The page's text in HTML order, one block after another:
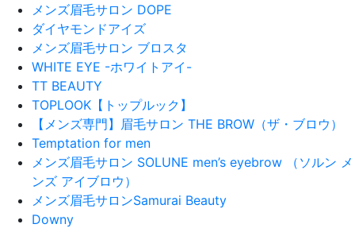
メンズ眉毛サロン DOPE
ダイヤモンドアイズ
メンズ眉毛サロン ブロスタ
WHITE EYE -ホワイトアイ-
TT BEAUTY
TOPLOOK【トップルック】
【メンズ専門】眉毛サロン THE BROW（ザ・ブロウ）
Temptation for men
メンズ眉毛サロン SOLUNE men’s eyebrow （ソルン メ
ンズ アイブロウ）
メンズ眉毛サロンSamurai Beauty
Downy